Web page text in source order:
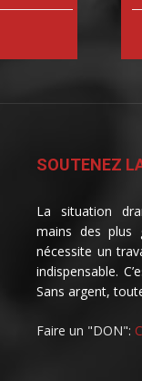
SOUTENEZ
La situation
mains des plus
nécessite un
indispensable.
Sans argent,
Faire un "DON":